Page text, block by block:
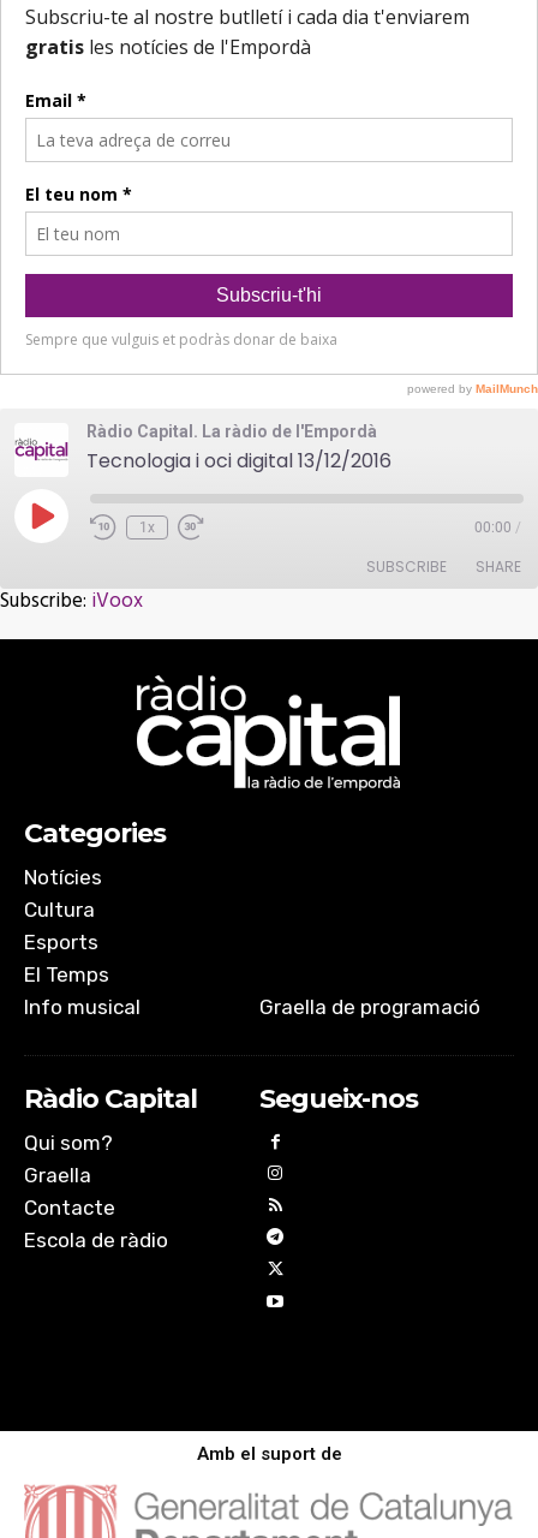
Ràdio Capital. La ràdio de l'Empordà
Tecnologia i oci digital 13/12/2016
Play
Episode
1x 00:00 /
SUBSCRIBE SHARE
iVoox
SHARE
EMBED
Subscribe: iVoox
Categories
Notícies
Cultura
Esports
El Temps
Info musical
Graella de programació
Ràdio Capital
Qui som?
Graella
Contacte
Escola de ràdio
Segueix-nos
Amb el suport de